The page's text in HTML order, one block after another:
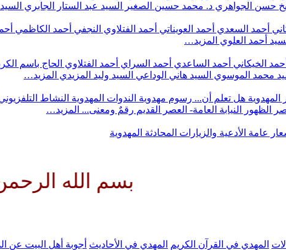
حسن الجواهري د. محمد حسين الصغير السيد عبد الستار الجابري
أحمد السعدي أحمد العويناتي أحمد الفتلاوي النجفي أحمد الكاظمي
أحمد العلوي المزيد…
أحمد الخيكاني أحمد الساعدي أحمد السراي أحمد الفتلاوي الحاج باسم
محمد الموسوي السيد هاني الوداعي السيد وليد المزيدي المزيد…
المهدوية هل تعلم أن... رسوم مهدوية الندوات المهدوية النشاط
الظهور النيابة العامة- العصر القديم رقمٌ ومعنى... المزيد…
عامة الأدعية والزيارات المحادثة المهدوية
بسم الله الرحمن
المهدي في القرآن الكريم المهدي في الأحاديث أجوبة أهل البيت عن